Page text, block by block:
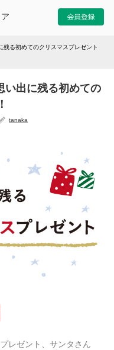
る初めてのクリスマスプレゼント
い出に残る初めての
tanaka
レゼント、サンタさん